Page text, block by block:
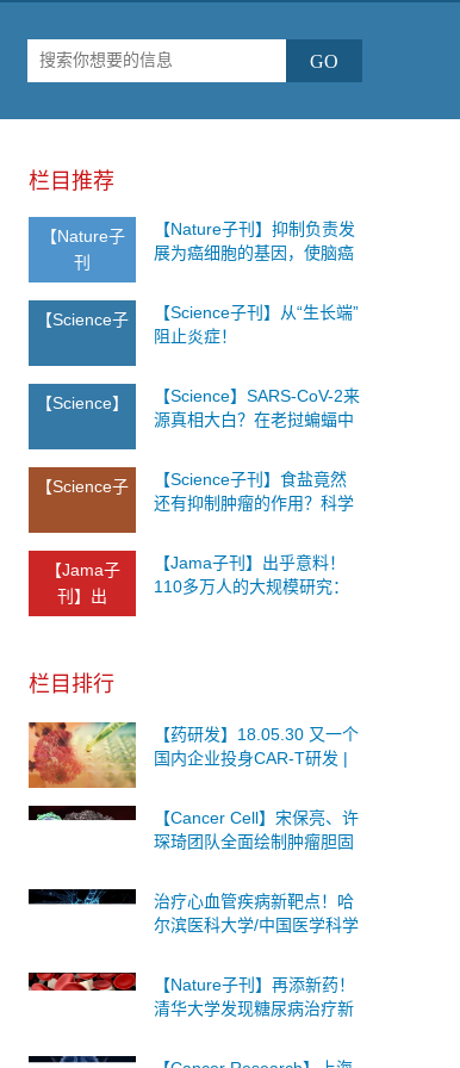
栏目推荐
【Nature子
刊
【Nature子刊】抑制负责发
展为癌细胞的基因，使脑癌
【Science子
【Science子刊】从“生长端”
阻止炎症！
【Science】
【Science】SARS-CoV-2来
源真相大白？在老挝蝙蝠中
最接近的冠状病毒，匹配度
达96.8%！
【Science子
【Science子刊】食盐竟然
还有抑制肿瘤的作用？科学
想不到的发现！
【Jama子
刊】出
【Jama子刊】出乎意料！
110多万人的大规模研究：
栏目排行
【药研发】18.05.30 又一个
国内企业投身CAR-T研发 |
PD-(L)1抗体的两项...
【Cancer Cell】宋保亮、许
琛琦团队全面绘制肿瘤胆固
疗实体瘤效果
治疗心血管疾病新靶点！哈
尔滨医科大学/中国医学科学
【Nature子刊】再添新药！
清华大学发现糖尿病治疗新